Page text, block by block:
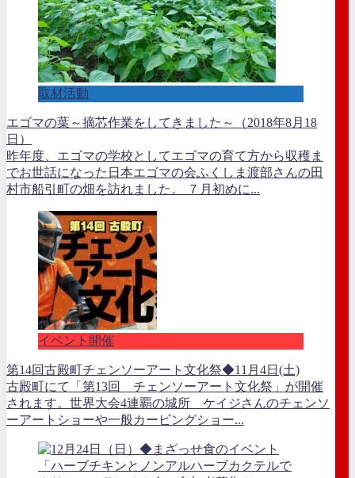
取材活動
エゴマの葉～摘芯作業をしてきました～（2018年8月18
日）
昨年度、エゴマの学校としてエゴマの育て方から収穫ま
でお世話になった日本エゴマの会ふくしま渡部さんの田
村市船引町の畑を訪れました。 ７月初めに...
イベント開催
第14回古殿町チェンソーアート文化祭◆11月4日(土)
古殿町にて「第13回 チェンソーアート文化祭」が開催
されます。世界大会4連覇の城所 ケイジさんのチェンソ
ーアートショーや一般カービングショー...